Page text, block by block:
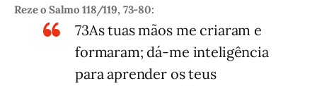
Reze o Salmo 118/119, 73-80:
73As tuas mãos me criaram e
formaram; dá-me inteligência
para aprender os teus